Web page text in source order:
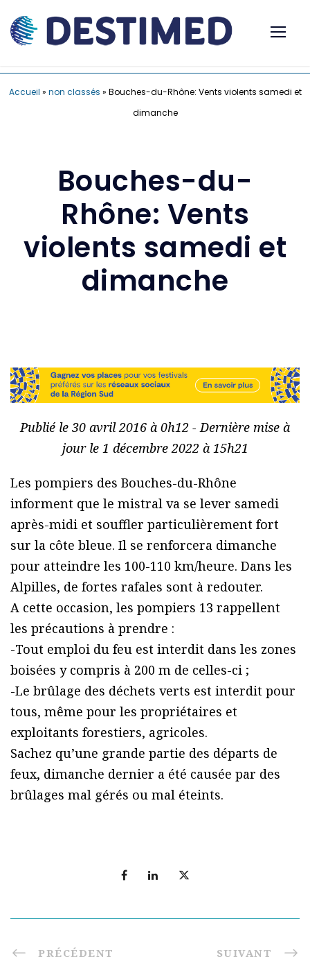
Accueil » non classés » Bouches-du-Rhône: Vents violents samedi et
dimanche
Bouches-du-
Rhône: Vents
violents samedi et
dimanche
Publié le 30 avril 2016 à 0h12 - Dernière mise à
jour le 1 décembre 2022 à 15h21
Les pompiers des Bouches-du-Rhône
informent que le mistral va se lever samedi
après-midi et souffler particulièrement fort
sur la côte bleue. Il se renforcera dimanche
pour atteindre les 100-110 km/heure. Dans les
Alpilles, de fortes rafales sont à redouter.
A cette occasion, les pompiers 13 rappellent
les précautions à prendre :
-Tout emploi du feu est interdit dans les zones
boisées y compris à 200 m de celles-ci ;
-Le brûlage des déchets verts est interdit pour
tous, même pour les propriétaires et
exploitants forestiers, agricoles.
Sachez qu’une grande partie des départs de
feux, dimanche dernier a été causée par des
brûlages mal gérés ou mal éteints.
PRÉCÉDENT SUIVANT